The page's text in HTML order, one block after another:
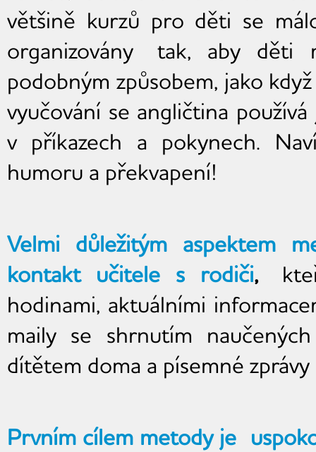
většině kurzů pro děti se
organizovány tak, aby děti
podobným způsobem, jako
vyučování se angličtina
v příkazech a pokynech.
humoru a překvapení!
Velmi důležitým aspektem
kontakt učitele s rodiči,
hodinami, aktuálními
maily se shrnutím
dítětem doma a písemné
Prvním cílem metody je